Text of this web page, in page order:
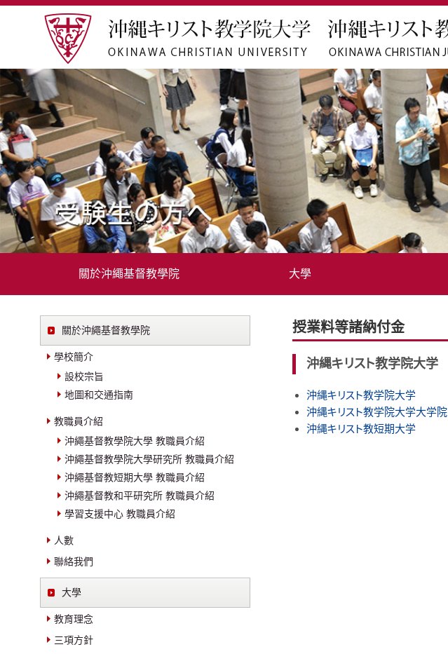
關於沖繩基督教學院 大學
授業料等諸納付金
沖縄キリスト教学院大学
沖縄キリスト教学院大学
沖縄キリスト教学院大学大学院
沖縄キリスト教短期大学
關於沖繩基督教學院
學校簡介
設校宗旨
地圖和交通指南
教職員介紹
沖繩基督教學院大學 教職員介紹
沖繩基督教學院大學研究所 教職員介紹
沖繩基督教短期大學 教職員介紹
沖繩基督教和平研究所 教職員介紹
學習支援中心 教職員介紹
人數
聯絡我們
大學
教育理念
三項方針